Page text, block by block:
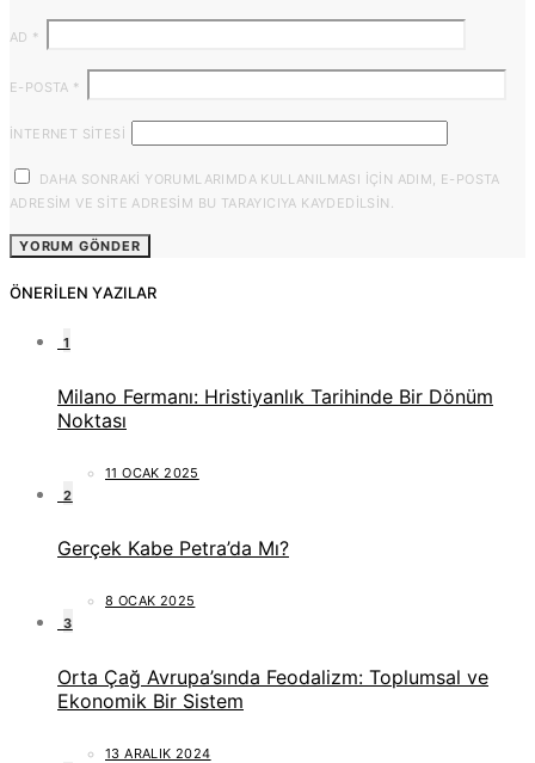
AD *
E-POSTA *
İNTERNET SITESI
DAHA SONRAKI YORUMLARIMDA KULLANILMASI IÇIN ADIM, E-POSTA
ADRESIM VE SITE ADRESIM BU TARAYICIYA KAYDEDILSIN.
ÖNERILEN YAZILAR
1
Milano Fermanı: Hristiyanlık Tarihinde Bir Dönüm
Noktası
11 OCAK 2025
2
Gerçek Kabe Petra’da Mı?
8 OCAK 2025
3
Orta Çağ Avrupa’sında Feodalizm: Toplumsal ve
Ekonomik Bir Sistem
13 ARALIK 2024